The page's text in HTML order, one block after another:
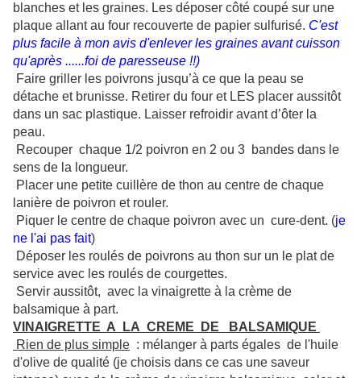
blanches et les graines. Les déposer côté coupé sur une
plaque allant au four recouverte de papier sulfurisé. C'est
plus facile à mon avis d'enlever les graines avant cuisson
qu'après ......foi de paresseuse !!)
Faire griller les poivrons jusqu’à ce que la peau se
détache et brunisse. Retirer du four et LES placer aussitôt
dans un sac plastique. Laisser refroidir avant d’ôter la
peau.
Recouper chaque 1/2 poivron en 2 ou 3 bandes dans le
sens de la longueur.
Placer une petite cuillère de thon au centre de chaque
lanière de poivron et rouler.
Piquer le centre de chaque poivron avec un cure-dent. (je
ne l'ai pas fait)
Déposer les roulés de poivrons au thon sur un le plat de
service avec les roulés de courgettes.
Servir aussitôt, avec la vinaigrette à la crème de
balsamique à part.
VINAIGRETTE A LA CREME DE BALSAMIQUE
Rien de plus simple : mélanger à parts égales de l'huile
d'olive de qualité (je choisis dans ce cas une saveur